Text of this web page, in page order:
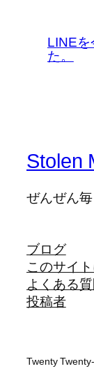
LINEを
た。
Stolen
ぜんぜん
ブログ
このサイ
よくある
投稿者
Twenty